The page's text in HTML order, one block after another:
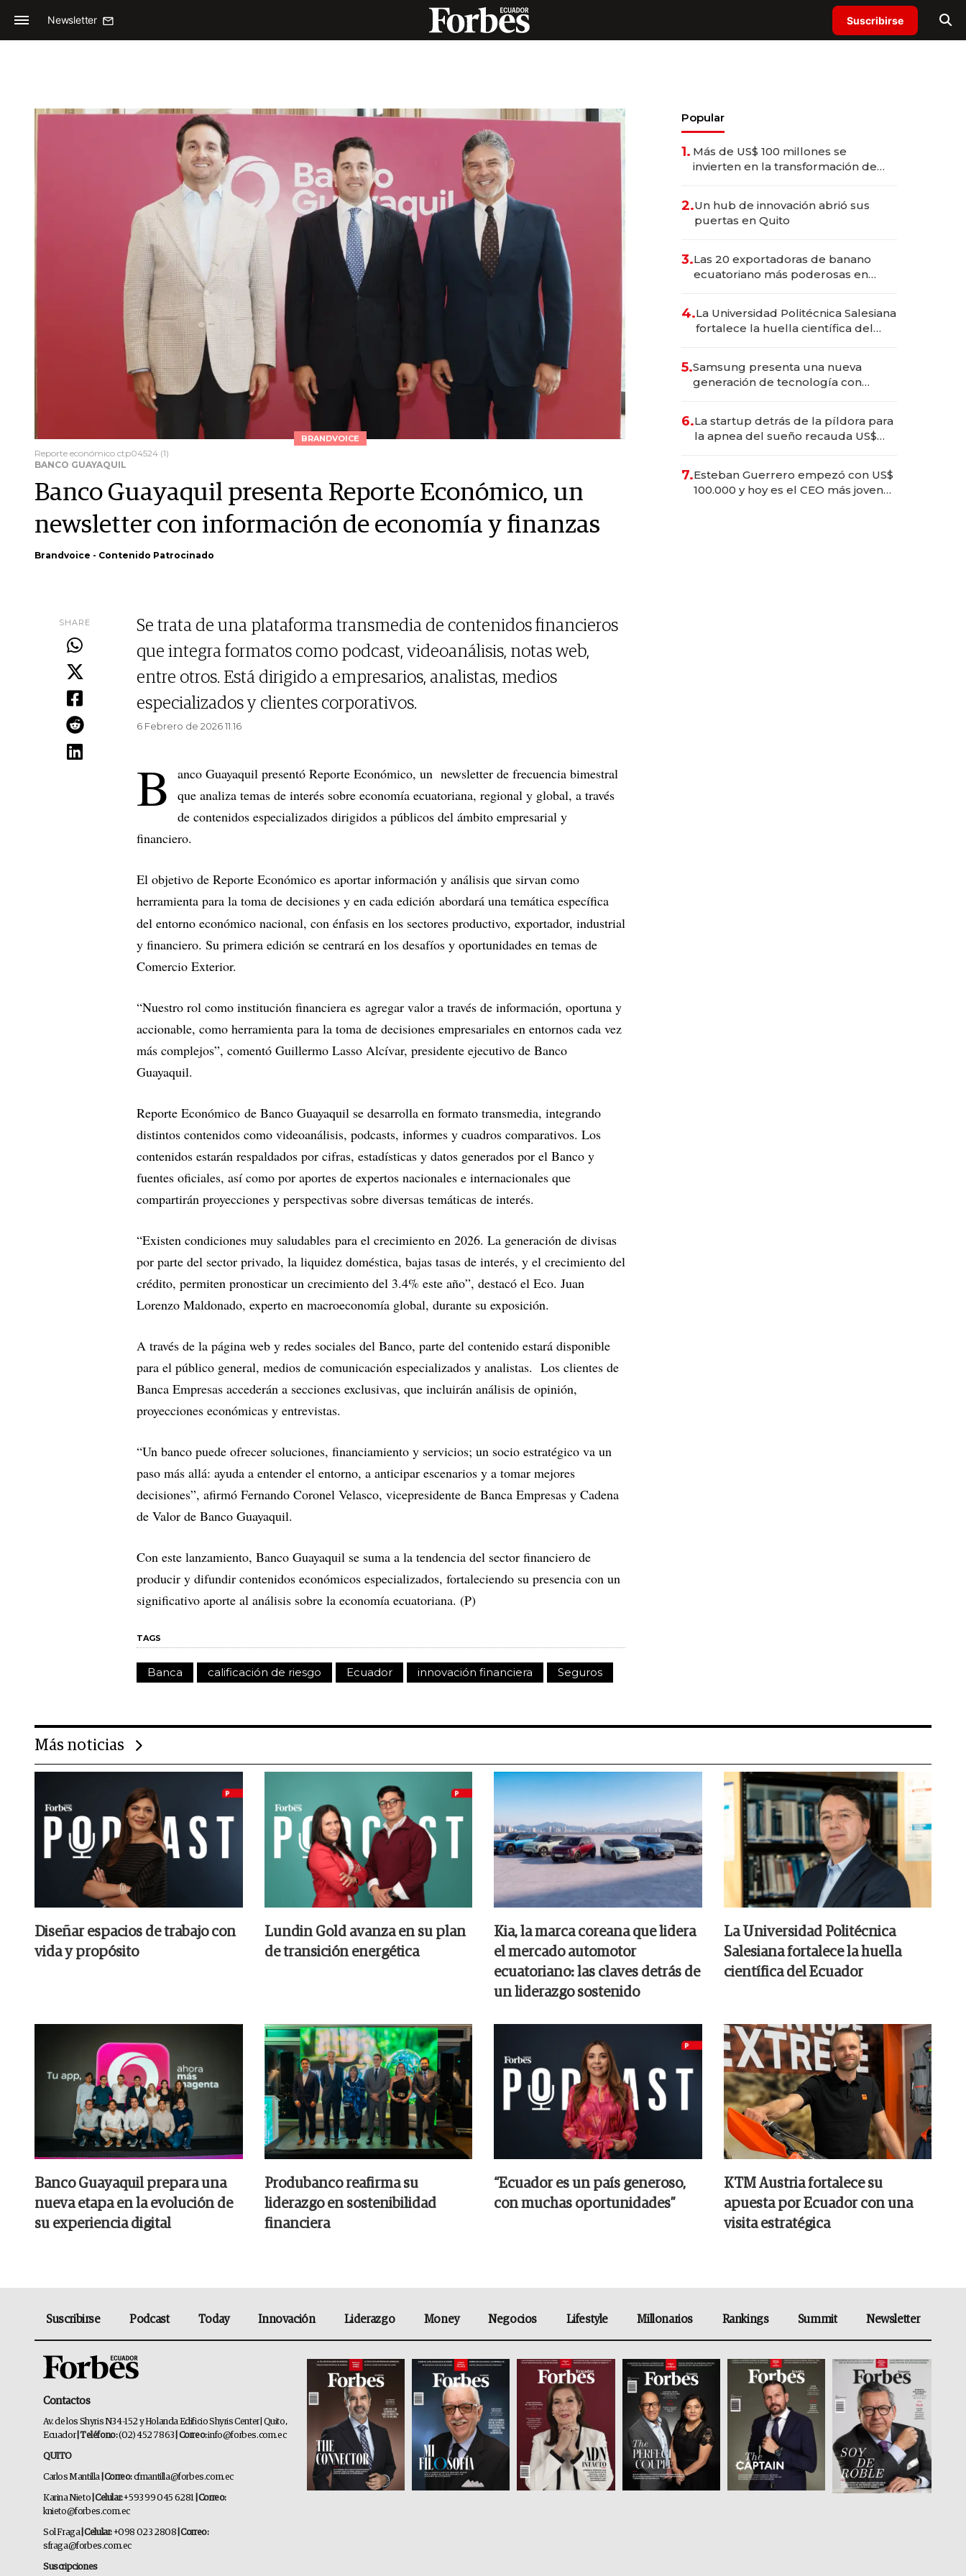
Newsletter Suscribirse
BRANDVOICE
Reporte económico ctp04524 (1)
BANCO GUAYAQUIL
Banco Guayaquil presenta Reporte Económico, un
newsletter con información de economía y finanzas
Brandvoice - Contenido Patrocinado
SHARE
Se trata de una plataforma transmedia de contenidos financieros
que integra formatos como podcast, videoanálisis, notas web,
entre otros. Está dirigido a empresarios, analistas, medios
especializados y clientes corporativos.
6 Febrero de 2026 11.16
B
anco Guayaquil presentó Reporte Económico, un newsletter de frecuencia bimestral
que analiza temas de interés sobre economía ecuatoriana, regional y global, a través
de contenidos especializados dirigidos a públicos del ámbito empresarial y
financiero.
El objetivo de Reporte Económico es aportar información y análisis que sirvan como
herramienta para la toma de decisiones y en cada edición abordará una temática específica
del entorno económico nacional, con énfasis en los sectores productivo, exportador, industrial
y financiero. Su primera edición se centrará en los desafíos y oportunidades en temas de
Comercio Exterior.
“Nuestro rol como institución financiera es agregar valor a través de información, oportuna y
accionable, como herramienta para la toma de decisiones empresariales en entornos cada vez
más complejos”, comentó Guillermo Lasso Alcívar, presidente ejecutivo de Banco
Guayaquil.
Reporte Económico de Banco Guayaquil se desarrolla en formato transmedia, integrando
distintos contenidos como videoanálisis, podcasts, informes y cuadros comparativos. Los
contenidos estarán respaldados por cifras, estadísticas y datos generados por el Banco y
fuentes oficiales, así como por aportes de expertos nacionales e internacionales que
compartirán proyecciones y perspectivas sobre diversas temáticas de interés.
“Existen condiciones muy saludables para el crecimiento en 2026. La generación de divisas
por parte del sector privado, la liquidez doméstica, bajas tasas de interés, y el crecimiento del
crédito, permiten pronosticar un crecimiento del 3.4% este año”, destacó el Eco. Juan
Lorenzo Maldonado, experto en macroeconomía global, durante su exposición.
A través de la página web y redes sociales del Banco, parte del contenido estará disponible
para el público general, medios de comunicación especializados y analistas. Los clientes de
Banca Empresas accederán a secciones exclusivas, que incluirán análisis de opinión,
proyecciones económicas y entrevistas.
“Un banco puede ofrecer soluciones, financiamiento y servicios; un socio estratégico va un
paso más allá: ayuda a entender el entorno, a anticipar escenarios y a tomar mejores
decisiones”, afirmó Fernando Coronel Velasco, vicepresidente de Banca Empresas y Cadena
de Valor de Banco Guayaquil.
Con este lanzamiento, Banco Guayaquil se suma a la tendencia del sector financiero de
producir y difundir contenidos económicos especializados, fortaleciendo su presencia con un
significativo aporte al análisis sobre la economía ecuatoriana. (P)
TAGS
Banca calificación de riesgo Ecuador innovación financiera Seguros
Popular
1. Más de US$ 100 millones se
invierten en la transformación de
2.Un hub de innovación abrió sus
puertas en Quito
3.Las 20 exportadoras de banano
ecuatoriano más poderosas en
4.La Universidad Politécnica Salesiana
fortalece la huella científica del
5.Samsung presenta una nueva
generación de tecnología con
6.La startup detrás de la píldora para
la apnea del sueño recauda US$
7.Esteban Guerrero empezó con US$
100.000 y hoy es el CEO más joven
Más noticias
Diseñar espacios de trabajo con
vida y propósito
Lundin Gold avanza en su plan
de transición energética
Kia, la marca coreana que lidera
el mercado automotor
ecuatoriano: las claves detrás de
un liderazgo sostenido
La Universidad Politécnica
Salesiana fortalece la huella
científica del Ecuador
Banco Guayaquil prepara una
nueva etapa en la evolución de
su experiencia digital
Produbanco reafirma su
liderazgo en sostenibilidad
financiera
“Ecuador es un país generoso,
con muchas oportunidades”
KTM Austria fortalece su
apuesta por Ecuador con una
visita estratégica
Suscribirse Podcast Today Innovación Liderazgo Money Negocios Lifestyle Millonarios Rankings Summit Newsletter
Contactos
Av. de los Shyris N34-152 y Holanda Edificio Shyris Center | Quito,
Ecuador | Teléfono:(02) 452 7863 | Correo:info@forbes.com.ec
QUITO
Carlos Mantilla | Correo:cfmantilla@forbes.com.ec
Karina Nieto | Celular:+593 99 045 6281 | Correo:
knieto@forbes.com.ec
Sol Fraga| Celular:+098 023 2808 | Correo:
sfraga@forbes.com.ec
Suscripciones